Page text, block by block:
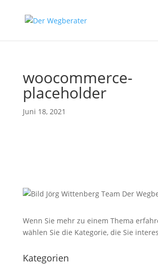
woocommerce-
placeholder
Juni 18, 2021
Wenn Sie mehr zu einem Thema
wählen Sie die Kategorie, die Sie
Kategorien